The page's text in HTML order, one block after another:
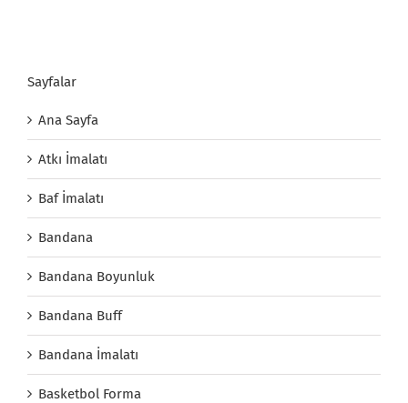
Sayfalar
Ana Sayfa
Atkı İmalatı
Baf İmalatı
Bandana
Bandana Boyunluk
Bandana Buff
Bandana İmalatı
Basketbol Forma